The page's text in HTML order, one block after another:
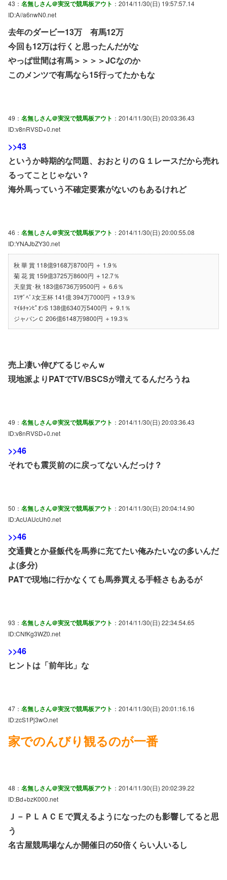
43： 名無しさん＠実況で競馬板アウト ：2014/11/30(日) 19:57:57.14
ID:A//a6nwN0.net
去年のダービー13万 有馬12万
今回も12万は行くと思ったんだがな
やっぱ世間は有馬＞＞＞＞JCなのか
このメンツで有馬なら15行ってたかもな
49： 名無しさん＠実況で競馬板アウト ：2014/11/30(日) 20:03:36.43
ID:v8nRVSD+0.net
>>43
というか時期的な問題、おおとりのＧ１レースだから売れ
るってことじゃない？
海外馬っていう不確定要素がないのもあるけれど
46： 名無しさん＠実況で競馬板アウト ：2014/11/30(日) 20:00:55.08
ID:YNAJbZY30.net
秋 華 賞 118億9168万8700円 ＋ 1.9％
菊 花 賞 159億3725万8600円 ＋12.7％
天皇賞･秋 183億6736万9500円 ＋ 6.6％
ｴﾘｻﾞﾍﾞｽ女王杯 141億 394万7000円 ＋13.9％
ﾏｲﾙﾁｬﾝﾋﾟｵﾝS 138億6340万5400円 ＋ 9.1％
ジャパンＣ 206億6148万9800円 ＋19.3％
売上凄い伸びてるじゃんｗ
現地派よりPATでTV/BSCSが増えてるんだろうね
49： 名無しさん＠実況で競馬板アウト ：2014/11/30(日) 20:03:36.43
ID:v8nRVSD+0.net
>>46
それでも震災前のに戻ってないんだっけ？
50： 名無しさん＠実況で競馬板アウト ：2014/11/30(日) 20:04:14.90
ID:AcUAUcUh0.net
>>46
交通費とか昼飯代を馬券に充てたい俺みたいなの多いんだ
よ(多分)
PATで現地に行かなくても馬券買える手軽さもあるが
93： 名無しさん＠実況で競馬板アウト ：2014/11/30(日) 22:34:54.65
ID:CNfKg3WZ0.net
>>46
ヒントは「前年比」な
47： 名無しさん＠実況で競馬板アウト ：2014/11/30(日) 20:01:16.16
ID:zcS1Pj3wO.net
家でのんびり観るのが一番
48： 名無しさん＠実況で競馬板アウト ：2014/11/30(日) 20:02:39.22
ID:Bd+bzK000.net
Ｊ－ＰＬＡＣＥで買えるようになったのも影響してると思
う
名古屋競馬場なんか開催日の50倍くらい人いるし